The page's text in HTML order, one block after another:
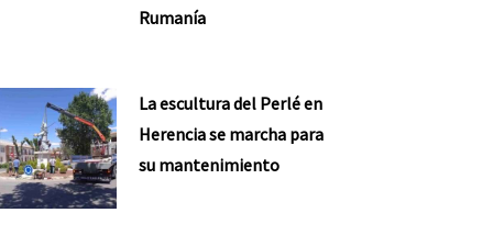
Rumanía
La escultura del Perlé en
Herencia se marcha para
su mantenimiento